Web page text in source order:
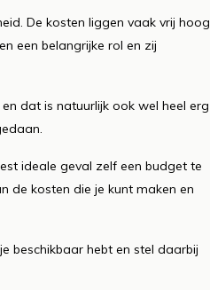
De kosten liggen vaak vrij hoog
een belangrijke rol en zij
dat is natuurlijk ook wel heel erg
ideale geval zelf een budget te
de kosten die je kunt maken en
beschikbaar hebt en stel daarbij